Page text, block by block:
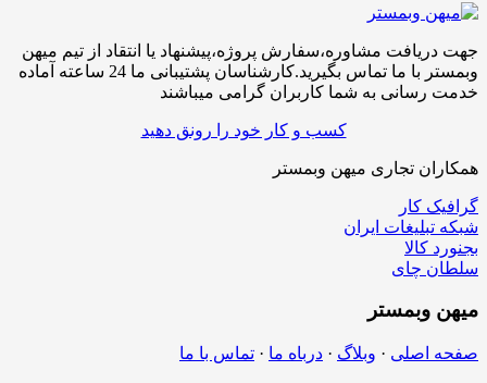
جهت دریافت مشاوره،سفارش پروژه،پیشنهاد یا انتقاد از تیم میهن
وبمستر با ما تماس بگیرید.کارشناسان پشتیبانی ما 24 ساعته آماده
خدمت رسانی به شما کاربران گرامی میباشند
کسب و کار خود را رونق دهید
همکاران تجاری میهن وبمستر
گرافیک کار
شبکه تبلیغات ایران
بجنورد کالا
سلطان چای
میهن وبمستر
صفحه اصلی · وبلاگ · درباه ما · تماس با ما